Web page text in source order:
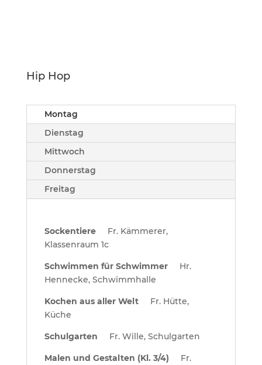
Hip Hop
Montag
Dienstag
Mittwoch
Donnerstag
Freitag
Sockentiere Fr. Kämmerer,
Klassenraum 1c
Schwimmen für Schwimmer Hr.
Hennecke, Schwimmhalle
Kochen aus aller Welt Fr. Hütte,
Küche
Schulgarten Fr. Wille, Schulgarten
Malen und Gestalten (Kl. 3/4) Fr.